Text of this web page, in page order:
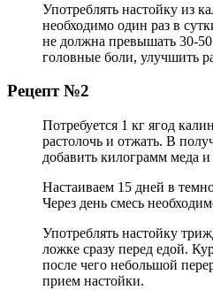
Употреблять настойку из
необходимо один раз в
не должна превышать 30-
головные боли, улучшить
Рецепт №2
Потребуется 1 кг ягод
растолочь и отжать. В
добавить килограмм меда
Настаиваем 15 дней в
Через день смесь
Употреблять настойку
ложке сразу перед едой.
после чего небольшой
прием настойки.